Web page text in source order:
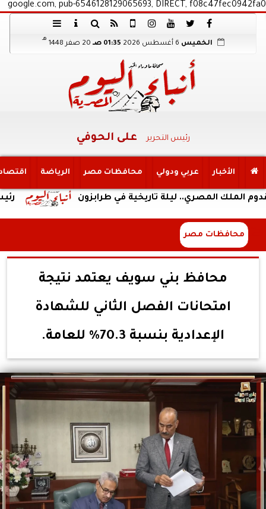
google.com, pub-6546128129065693, DIRECT, f08c47fec0942fa0
الخميس 01:35 صـ 20 صفر 1448
هـ
رئيس التحرير على الحوفي
الأخبار عربي ودولي محافظات مصر الرياضة
رئيس المصري.. ليلة تاريخية في طرابزون
محافظات مصر
محافظ بني سويف يعتمد نتيجة
امتحانات الفصل الثاني للشهادة
الإعدادية بنسبة 70.3% للعامة.